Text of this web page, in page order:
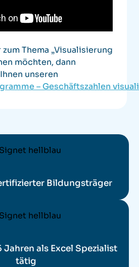
Thema „Visualisierung
möchten, dann
unseren
– Geschäftszahlen
Bildungsträger
Jahren als Excel Spezialist
tätig